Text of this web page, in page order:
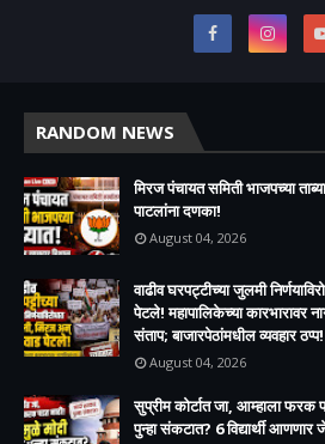
RANDOM NEWS
मिरज पंचायत समिती भाजपच्या
पाटलांना दणका!
August 04, 2026
वाढीव घरपट्टीच्या जुलमी
पेटले! महापालिकेच्या कारभारावर
संताप; बाजारपेठांमधील व्यवहार ठप्प!​
August 04, 2026
सुप्रीम कोर्टात जा, आम्हाला फरक
पुन्हा संकटात? 6 विद्यार्थी आणणार